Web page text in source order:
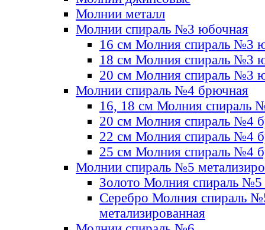
Молнии металл
Молнии спираль №3 юбочная
16 см Молния спираль №3
18 см Молния спираль №3
20 см Молния спираль №3
Молнии спираль №4 брючная
16, 18 см Молния спираль
20 см Молния спираль №4
22 см Молния спираль №4
25 см Молния спираль №4
Молнии спираль №5
Золото Молния спираль №5
Серебро Молния спираль
метализированная